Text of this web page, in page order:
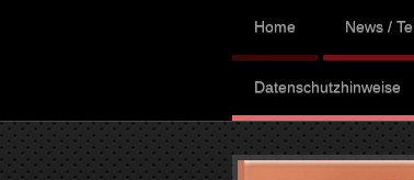
Home News /
Datenschutzhinweise